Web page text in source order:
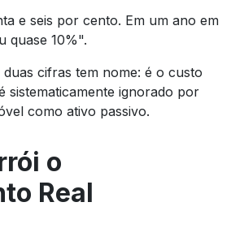
e seis por cento. Em um ano em
quase 10%".
cifras tem nome: é o custo
sistematicamente ignorado por
como ativo passivo.
o
Real